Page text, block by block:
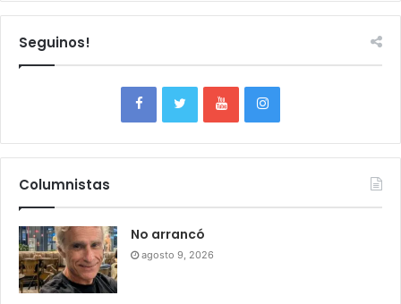
Seguinos!
Columnistas
No arrancó
agosto 9, 2026